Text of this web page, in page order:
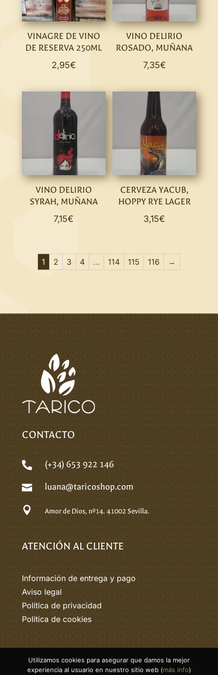
VINAGRE DE VINO
DE RESERVA 250ML
2,95€
VINO DELIRIO
ROSADO, MUÑANA
7,35€
VINO DELIRIO
SYRAH, MUÑANA
7,15€
CERVEZA YACUB,
HOPPY RYE LAGER
3,15€
1 2 3 4 … 114 115 116 →
CONTACTO
 (+34) 653 922 146
 luana@taricoshop.com
 Amor de Dios, nº14.41002 Sevilla.
ATENCIÓN AL CLIENTE
Información de entrega y pago
Aviso legal
Política de privacidad
Política de cookies
© 2026 Tarico. Todos los derechos
Utilizamos cookies para asegurar que damos la mejor
experiencia al usuario en nuestro sitio web (más info)